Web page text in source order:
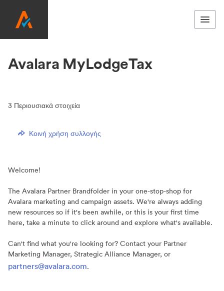
Avalara MyLodgeTax
3 Περιουσιακά στοιχεία
Κοινή χρήση συλλογής
Welcome!
The Avalara Partner Brandfolder in your one-stop-shop for
Avalara marketing and campaign assets. We're always adding
new resources so if it's been awhile, or this is your first time
here, take a minute to click around and explore what's available.
Can't find what you're looking for? Contact your Partner
Marketing Manager, Strategic Alliance Manager, or
partners@avalara.com.